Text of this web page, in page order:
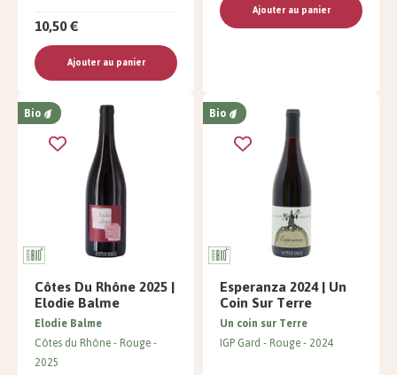
10,50 €
Ajouter au panier
Ajouter au panier
Bio
Côtes Du Rhône 2025 |
Elodie Balme
Elodie Balme
Côtes du Rhône Rouge
2025
Bio
Esperanza 2024 | Un
Coin Sur Terre
Un coin sur Terre
IGP Gard Rouge 2024